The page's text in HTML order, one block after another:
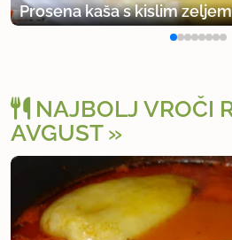
Prosena kaša s kislim zeljem
NAJBOLJ VROČI
AVGUST